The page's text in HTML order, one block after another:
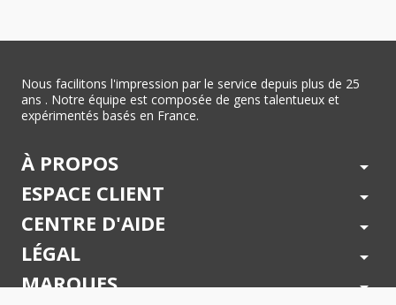
Nous facilitons l'impression par le service depuis plus de 25
ans . Notre équipe est composée de gens talentueux et
expérimentés basés en France.
À PROPOS arrow_drop_down
ESPACE CLIENT arrow_drop_down
CENTRE D'AIDE arrow_drop_down
LÉGAL arrow_drop_down
MARQUES arrow_drop_down